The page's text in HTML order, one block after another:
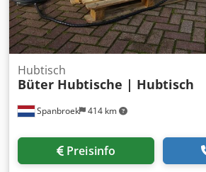
automatisch Tragkraft 3000 Kg, Maße
200mm, Bohrung 28mm mit
oder automatisch Tragkraft 5000 Kg,
3000mm x 200mm, Bohrung 28mm
manuell oder automatisch
Spanbroek 414 km
Hubtisch
Büter Hubtische | Hubtisch
Preisinfo